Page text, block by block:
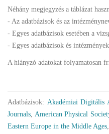
Néhány megjegyzés a táblázat
- Az adatbázisok és az
- Egyes adatbázisok esetében a
- Egyes adatbázisok és
A hiányzó adatokat folyamatosan
Adatbázisok: Akadémiai Digitális
Journals, American Physical
Eastern Europe in the Middle Ages,